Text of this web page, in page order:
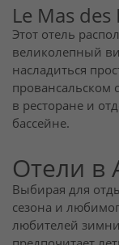
Le Mas
Этот отель
великолепный
насладиться
провансальском
в ресторане и
бассейне.
Отели в
Выбирая для
сезона и
любителей